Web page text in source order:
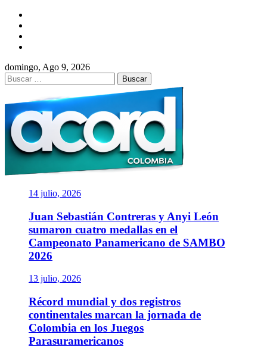
Saltar
contenido
domingo, Ago 9, 2026
Buscar:
Asociación de Periodistas Deportivos
14 julio, 2026
Juan Sebastián Contreras y Anyi León
sumaron cuatro medallas en el
Campeonato Panamericano de SAMBO
2026
13 julio, 2026
Récord mundial y dos registros
continentales marcan la jornada de
Colombia en los Juegos
Parasuramericanos